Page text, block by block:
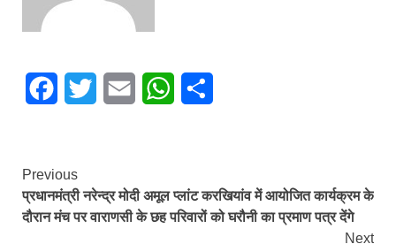
FacebookTwitter Email WhatsApp
Continue
Reading
Previous
प्रधानमंत्री नरेन्द्र मोदी अमूल प्लांट करखियांव में आयोजित कार्यक्रम के
दौरान मंच पर वाराणसी के छह परिवारों को घरौनी का प्रमाण पत्र देंगे
Next